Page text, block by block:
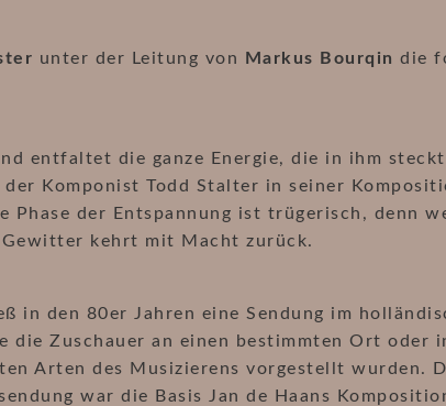
unter der Leitung von Markus Bourqin die
entfaltet die ganze Energie, die in ihm
Komponist Todd Stalter in seiner
Phase der Entspannung ist trügerisch, denn
kehrt mit Macht zurück.
in den 80er Jahren eine Sendung im
die Zuschauer an einen bestimmten Ort oder
Arten des Musizierens vorgestellt wurden.
war die Basis Jan de Haans